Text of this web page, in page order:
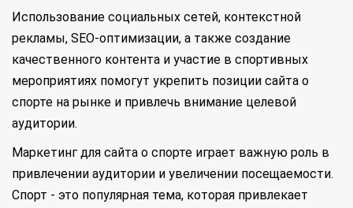
Использование социальных сетей, контекстной
рекламы, SEO-оптимизации, а также создание
качественного контента и участие в спортивных
мероприятиях помогут укрепить позиции сайта о
спорте на рынке и привлечь внимание целевой
аудитории.
Маркетинг для сайта о спорте играет важную роль в
привлечении аудитории и увеличении посещаемости.
Спорт - это популярная тема, которая привлекает